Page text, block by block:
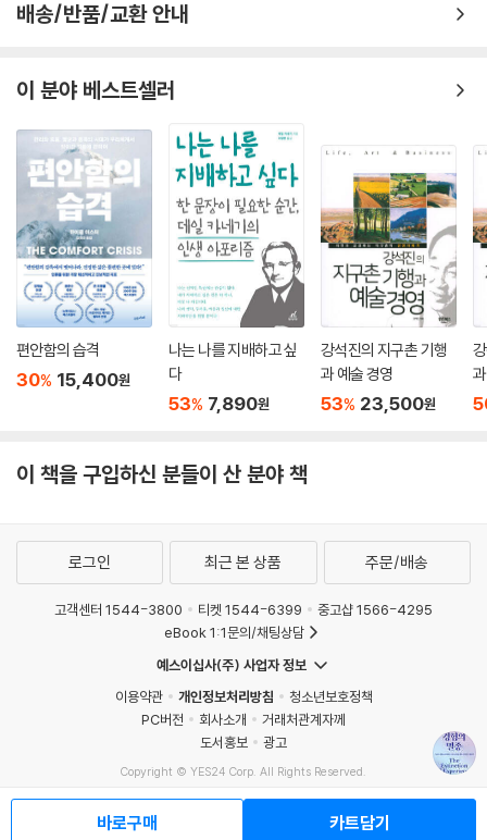
운” 곳을 약속한다는 이 슬로건은 애플의 광고에서 들어 있는 말이다. 저자
경험이 멸종된 시대, 인간다움은 가능한가
그림….
기술이 경험을 대신하는 세상이 위협하는 호모 사피엔스의 미래
《불안 세대》의 저자인 조너선 하이트는 《경험의 멸종》을 추천하며 다음과
같이 말했다. “인공지능이 모든 것을 쉽고, 마찰 없고, 실체 없게 만들겠다
고 위협하는 지금, 이 책의 메시지는 더욱 절실하다.” 매끄럽고 자동화된
매개 경험에 비해서 실제 현실은 언제나 실패의 가능성이 존재하는, 혼란
스러운 공간이다. 그러나 저자는 그런 현실을 옹호해야 한다고 역설한다.
그 혼란과 실패가 인간적인 삶의 핵심이기 때문이다. 우리는 불편함과 동
시에 인간의 조건이 되는 그 현실의 경험들까지 함께 제거해나가고 있다.
책을 읽지 않고 기기에게 요약해달라고 하는 일은 독서의 종말을, 문서 작
던 모든 경험을 기술에 맡기게 된다면 우리는 인간을 어떻게 정의해야 할
이 데이터화된 세계에서 벗어날 수 있을까
: 공동체의 회복과 우리의 선택이 필요한 순간
저자는 이 책에서 ‘우리’라는 집합 명사를 사용한다. 이 책에서 ‘우리’란 실
체를 가진 모든 인간을 포함하는 공동체를 지칭하는 말이다. 기술 사용이
광범위하게 퍼진 현실을 감안했을 때, 다양한 디지털 기술을 받아들이지
않기로 결심한 사람조차도 타인의 기술 사용에 영향을 받지 않을 수 없기
때문이다. 우리는 집단적으로 기술의 영향을 받는 만큼, 집단적으로 이 문
제에 대응할 필요가 있다고 저자는 주장한다. 그러나 기술적 필요 때문에
개된 가상의 커뮤니티에 익숙해진 사람들은 물리적 실제인 공공 영역에서
배송/반품/교환 안내
이 분야 베스트셀러
편안함의 습격
30% 15,400원
나는 나를 지배하고 싶
다
53% 7,890원
강석진의 지구촌 기행
과 예술 경영
53% 23,500원
이 책을 구입하신 분들이 산 분야 책
바로구매 카트담기
로그인 최근 본 상품 주문/배송
고객센터 1544-3800 티켓 1544-6399
중고샵 1566-4295
eBook 1:1문의/채팅상담
예스이십사(주) 사업자 정보
이용약관
개인정보처리방침
청소년보호정책
PC버전
회사소개
거래처관계자께
도서홍보
광고
Copyright © YES24 Corp. All Rights Reserved.